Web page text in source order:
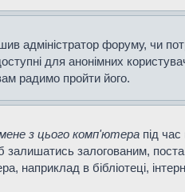
адміністратор форуму, чи
для анонімних
радимо пройти його.
з цього комп'ютера під
залогованим,
в бібліотеці,